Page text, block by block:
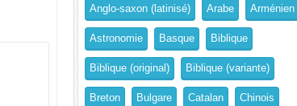
Anglo-saxon (latinisé) Arabe Arménien
Astronomie Basque Biblique
Biblique (original) Biblique (variante)
Breton Bulgare Catalan Chinois